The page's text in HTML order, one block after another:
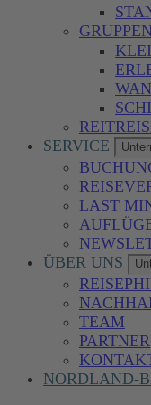
SERVICE
LAST
ÜBER UNS
TEAM
PARTNER
NORDLAND-